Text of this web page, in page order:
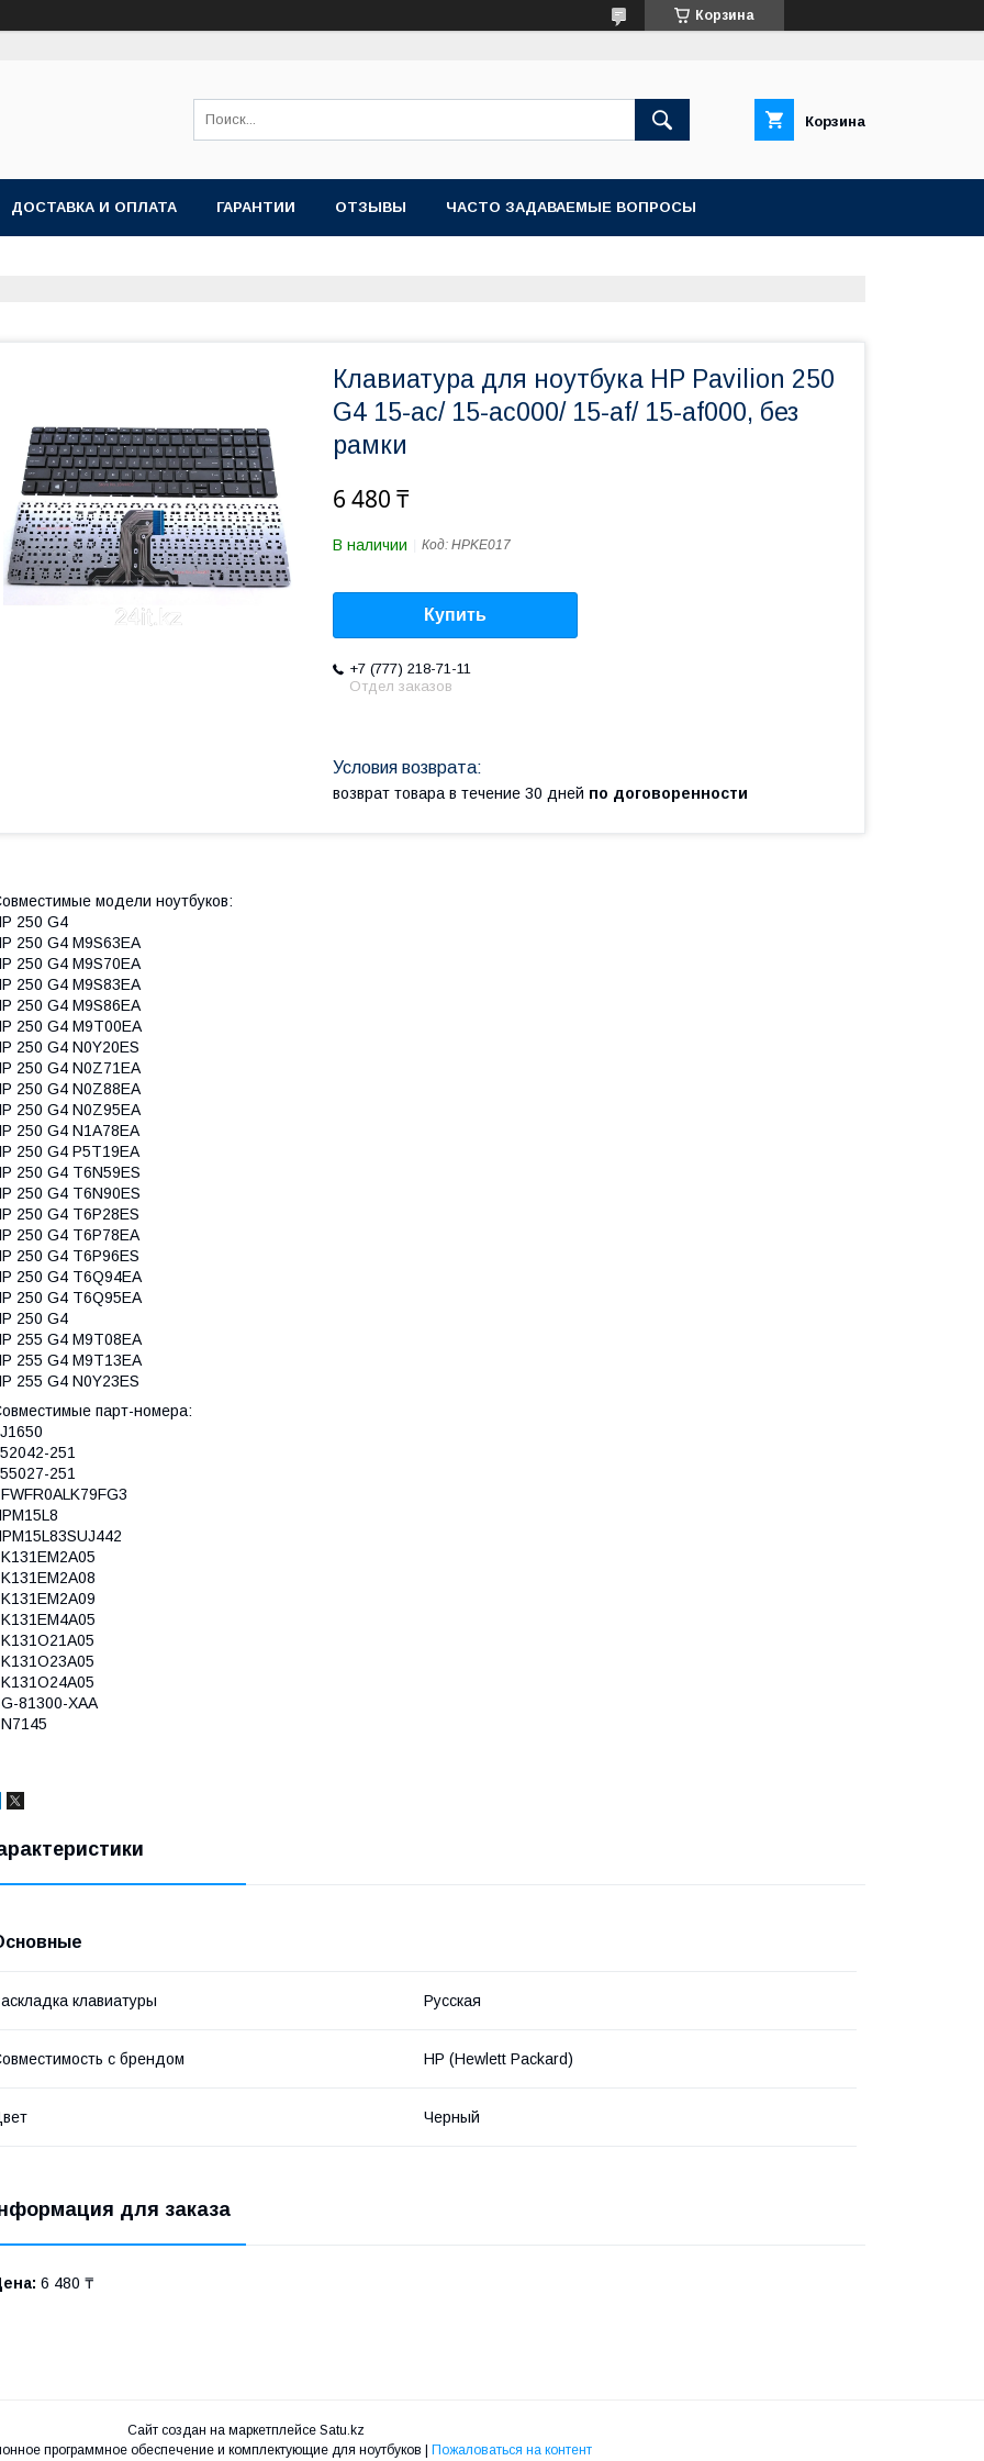
Корзина
Корзина
ДОСТАВКА И ОПЛАТА ГАРАНТИИ ОТЗЫВЫ ЧАСТО ЗАДАВАЕМЫЕ ВОПРОСЫ
Клавиатура для ноутбука HP Pavilion 250
G4 15-ac/ 15-ac000/ 15-af/ 15-af000, без
рамки
6 480 ₸
В наличии Код: HPKE017
Купить
+7 (777) 218-71-11
Отдел заказов
возврат товара в течение 30 дней по договоренности
модели ноутбуков:
250 G4
250 G4 M9S63EA
250 G4 M9S70EA
250 G4 M9S83EA
250 G4 M9S86EA
250 G4 M9T00EA
250 G4 N0Y20ES
250 G4 N0Z71EA
250 G4 N0Z88EA
250 G4 N0Z95EA
250 G4 N1A78EA
250 G4 P5T19EA
250 G4 T6N59ES
250 G4 T6N90ES
250 G4 T6P28ES
250 G4 T6P78EA
250 G4 T6P96ES
250 G4 T6Q94EA
250 G4 T6Q95EA
250 G4
255 G4 M9T08EA
255 G4 M9T13EA
255 G4 N0Y23ES
парт-номера:
251
251
81300-XAA
клавиатуры Русская
с брендом HP (Hewlett Packard)
Черный
для заказа
6 480 ₸
Сайт создан на маркетплейсе Satu.kz
24IT.KZ лицензионное программное обеспечение и комплектующие для ноутбуков | Пожаловаться на контент